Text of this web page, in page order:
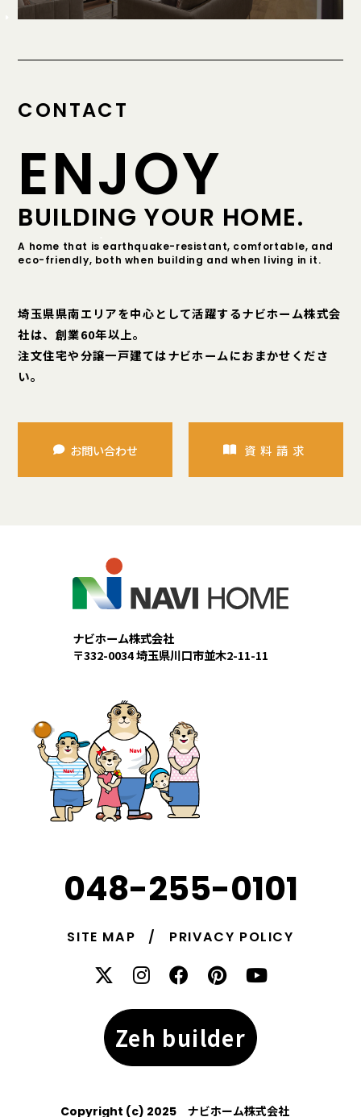
CONTACT
ENJOY
BUILDING YOUR HOME.
A home that is earthquake-resistant, comfortable, and
eco-friendly, both when building and when living in it.
埼玉県県南エリアを中心として活躍するナビホーム株式会
社は、創業60年以上。
注文住宅や分譲一戸建てはナビホームにおまかせくださ
い。
お問い合わせ 資料請求
ナビホーム株式会社
〒332-0034 埼玉県川口市並木2-11-11
048-255-0101
SITE MAP PRIVACY POLICY
Zeh builder
Copyright (c) 2025 ナビホーム株式会社